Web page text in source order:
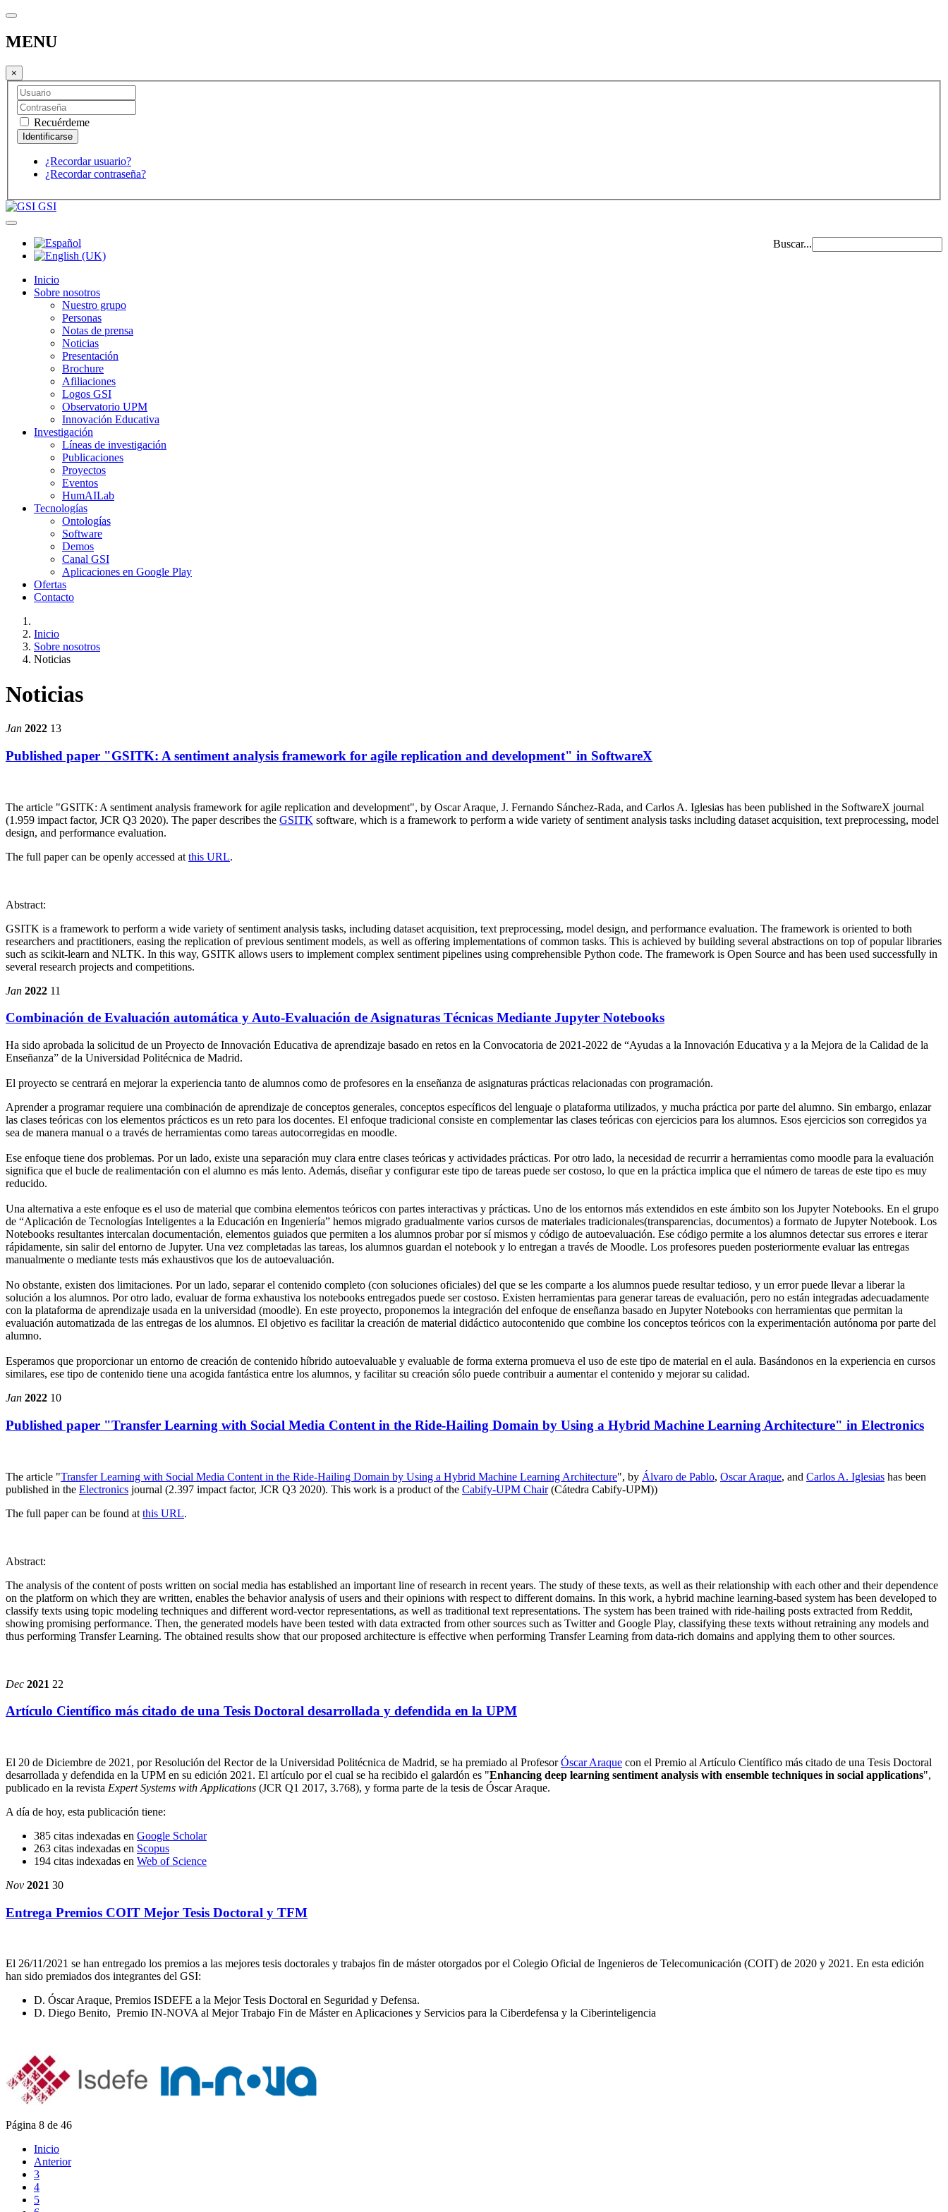
MENU
×
Recuérdeme
¿Recordar usuario?
¿Recordar contraseña?
GSI
Buscar...
Inicio
Sobre nosotros
Nuestro grupo
Personas
Notas de prensa
Noticias
Presentación
Brochure
Afiliaciones
Logos GSI
Observatorio UPM
Innovación Educativa
Investigación
Líneas de investigación
Publicaciones
Proyectos
Eventos
HumAILab
Tecnologías
Ontologías
Software
Demos
Canal GSI
Aplicaciones en Google Play
Ofertas
Contacto
Inicio
Sobre nosotros
Noticias
Noticias
Jan 2022 13
Published paper "GSITK: A sentiment analysis framework for agile replication and development" in SoftwareX
The article "GSITK: A sentiment analysis framework for agile replication and development", by Oscar Araque, J. Fernando Sánchez-Rada, and Carlos A. Iglesias has been published in the SoftwareX journal
(1.959 impact factor, JCR Q3 2020). The paper describes the GSITK software, which is a framework to perform a wide variety of sentiment analysis tasks including dataset acquisition, text preprocessing, model
design, and performance evaluation.
The full paper can be openly accessed at this URL.
Abstract:
GSITK is a framework to perform a wide variety of sentiment analysis tasks, including dataset acquisition, text preprocessing, model design, and performance evaluation. The framework is oriented to both
researchers and practitioners, easing the replication of previous sentiment models, as well as offering implementations of common tasks. This is achieved by building several abstractions on top of popular libraries
such as scikit-learn and NLTK. In this way, GSITK allows users to implement complex sentiment pipelines using comprehensible Python code. The framework is Open Source and has been used successfully in
several research projects and competitions.
Jan 2022 11
Combinación de Evaluación automática y Auto-Evaluación de Asignaturas Técnicas Mediante Jupyter Notebooks
Ha sido aprobada la solicitud de un Proyecto de Innovación Educativa de aprendizaje basado en retos en la Convocatoria de 2021-2022 de “Ayudas a la Innovación Educativa y a la Mejora de la Calidad de la
Enseñanza” de la Universidad Politécnica de Madrid.
El proyecto se centrará en mejorar la experiencia tanto de alumnos como de profesores en la enseñanza de asignaturas prácticas relacionadas con programación.
Aprender a programar requiere una combinación de aprendizaje de conceptos generales, conceptos específicos del lenguaje o plataforma utilizados, y mucha práctica por parte del alumno. Sin embargo, enlazar
las clases teóricas con los elementos prácticos es un reto para los docentes. El enfoque tradicional consiste en complementar las clases teóricas con ejercicios para los alumnos. Esos ejercicios son corregidos ya
sea de manera manual o a través de herramientas como tareas autocorregidas en moodle.
Ese enfoque tiene dos problemas. Por un lado, existe una separación muy clara entre clases teóricas y actividades prácticas. Por otro lado, la necesidad de recurrir a herramientas como moodle para la evaluación
significa que el bucle de realimentación con el alumno es más lento. Además, diseñar y configurar este tipo de tareas puede ser costoso, lo que en la práctica implica que el número de tareas de este tipo es muy
reducido.
Una alternativa a este enfoque es el uso de material que combina elementos teóricos con partes interactivas y prácticas. Uno de los entornos más extendidos en este ámbito son los Jupyter Notebooks. En el grupo
de “Aplicación de Tecnologías Inteligentes a la Educación en Ingeniería” hemos migrado gradualmente varios cursos de materiales tradicionales(transparencias, documentos) a formato de Jupyter Notebook. Los
Notebooks resultantes intercalan documentación, elementos guiados que permiten a los alumnos probar por sí mismos y código de autoevaluación. Ese código permite a los alumnos detectar sus errores e iterar
rápidamente, sin salir del entorno de Jupyter. Una vez completadas las tareas, los alumnos guardan el notebook y lo entregan a través de Moodle. Los profesores pueden posteriormente evaluar las entregas
manualmente o mediante tests más exhaustivos que los de autoevaluación.
No obstante, existen dos limitaciones. Por un lado, separar el contenido completo (con soluciones oficiales) del que se les comparte a los alumnos puede resultar tedioso, y un error puede llevar a liberar la
solución a los alumnos. Por otro lado, evaluar de forma exhaustiva los notebooks entregados puede ser costoso. Existen herramientas para generar tareas de evaluación, pero no están integradas adecuadamente
con la plataforma de aprendizaje usada en la universidad (moodle). En este proyecto, proponemos la integración del enfoque de enseñanza basado en Jupyter Notebooks con herramientas que permitan la
evaluación automatizada de las entregas de los alumnos. El objetivo es facilitar la creación de material didáctico autocontenido que combine los conceptos teóricos con la experimentación autónoma por parte del
alumno.
Esperamos que proporcionar un entorno de creación de contenido híbrido autoevaluable y evaluable de forma externa promueva el uso de este tipo de material en el aula. Basándonos en la experiencia en cursos
similares, ese tipo de contenido tiene una acogida fantástica entre los alumnos, y facilitar su creación sólo puede contribuir a aumentar el contenido y mejorar su calidad.
Jan 2022 10
Published paper "Transfer Learning with Social Media Content in the Ride-Hailing Domain by Using a Hybrid Machine Learning Architecture" in Electronics
The article "Transfer Learning with Social Media Content in the Ride-Hailing Domain by Using a Hybrid Machine Learning Architecture", by Álvaro de Pablo, Oscar Araque, and Carlos A. Iglesias has been
published in the Electronics journal (2.397 impact factor, JCR Q3 2020). This work is a product of the Cabify-UPM Chair(Cátedra Cabify-UPM))
The full paper can be found at this URL.
Abstract:
The analysis of the content of posts written on social media has established an important line of research in recent years. The study of these texts, as well as their relationship with each other and their dependence
on the platform on which they are written, enables the behavior analysis of users and their opinions with respect to different domains. In this work, a hybrid machine learning-based system has been developed to
classify texts using topic modeling techniques and different word-vector representations, as well as traditional text representations. The system has been trained with ride-hailing posts extracted from Reddit,
showing promising performance. Then, the generated models have been tested with data extracted from other sources such as Twitter and Google Play, classifying these texts without retraining any models and
thus performing Transfer Learning. The obtained results show that our proposed architecture is effective when performing Transfer Learning from data-rich domains and applying them to other sources.
Dec 2021 22
Artículo Científico más citado de una Tesis Doctoral desarrollada y defendida en la UPM
El 20 de Diciembre de 2021, por Resolución del Rector de la Universidad Politécnica de Madrid, se ha premiado al ProfesorÓscar Araque con el Premio al Artículo Científico más citado de una Tesis Doctoral
desarrollada y defendida en la UPM en su edición 2021. El artículo por el cual se ha recibido el galardón es "Enhancing deep learning sentiment analysis with ensemble techniques in social applications",
publicado en la revista Expert Systems with Applications (JCR Q1 2017, 3.768), y forma parte de la tesis de Óscar Araque.
A día de hoy, esta publicación tiene:
385 citas indexadas en Google Scholar
263 citas indexadas en Scopus
194 citas indexadas en Web of Science
Nov 2021 30
Entrega Premios COIT Mejor Tesis Doctoral y TFM
El 26/11/2021 se han entregado los premios a las mejores tesis doctorales y trabajos fin de máster otorgados por el Colegio Oficial de Ingenieros de Telecomunicación (COIT) de 2020 y 2021. En esta edición
han sido premiados dos integrantes del GSI:
D. Óscar Araque, Premios ISDEFE a la Mejor Tesis Doctoral en Seguridad y Defensa.
D. Diego Benito, Premio IN-NOVA al Mejor Trabajo Fin de Máster en Aplicaciones y Servicios para la Ciberdefensa y la Ciberinteligencia
Página 8 de 46
Inicio
Anterior
3
4
5